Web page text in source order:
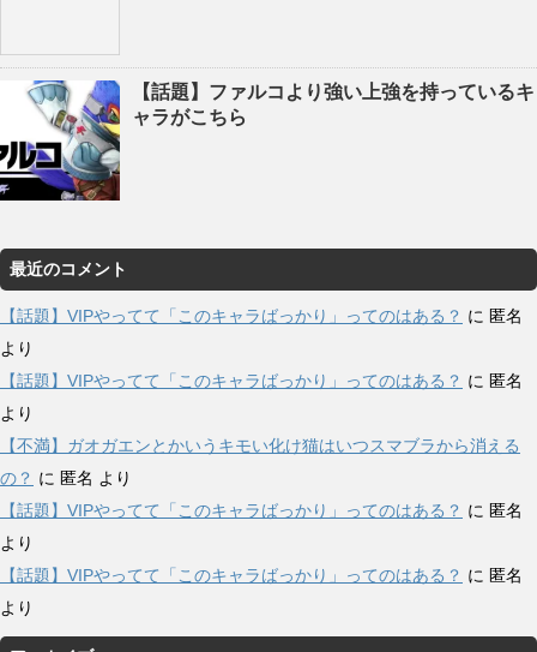
【話題】ファルコより強い上強を持っているキ
ャラがこちら
最近のコメント
【話題】VIPやってて「このキャラばっかり」ってのはある？ に 匿名
より
【話題】VIPやってて「このキャラばっかり」ってのはある？ に 匿名
より
【不満】ガオガエンとかいうキモい化け猫はいつスマブラから消える
の？ に 匿名 より
【話題】VIPやってて「このキャラばっかり」ってのはある？ に 匿名
より
【話題】VIPやってて「このキャラばっかり」ってのはある？ に 匿名
より